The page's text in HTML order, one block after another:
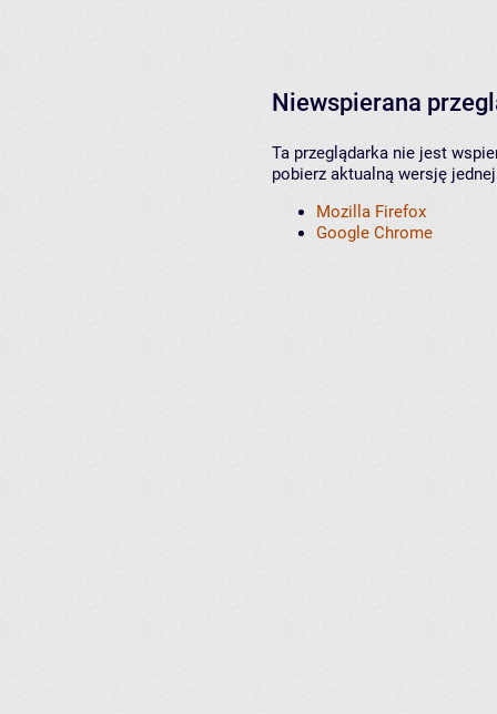
Niewspierana
Ta przeglądarka nie jest
pobierz aktualną wersję
Mozilla Firefox
Google Chrome